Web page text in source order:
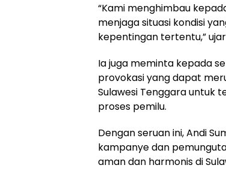
“Kami menghimbau
menjaga situasi kondisi
kepentingan tertentu,” ujar
Ia juga meminta kepada
provokasi yang dapat
Sulawesi Tenggara untuk
proses pemilu.
Dengan seruan ini, Andi
kampanye dan
aman dan harmonis di